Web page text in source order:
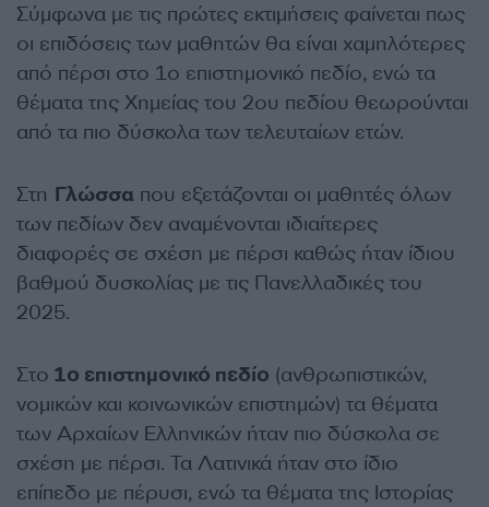
Σύμφωνα με τις πρώτες εκτιμήσεις φαίνεται πως
οι επιδόσεις των μαθητών θα είναι χαμηλότερες
από πέρσι στο 1ο επιστημονικό πεδίο, ενώ τα
θέματα της Χημείας του 2ου πεδίου θεωρούνται
από τα πιο δύσκολα των τελευταίων ετών.
Στη Γλώσσα που εξετάζονται οι μαθητές όλων
των πεδίων δεν αναμένονται ιδιαίτερες
διαφορές σε σχέση με πέρσι καθώς ήταν ίδιου
βαθμού δυσκολίας με τις Πανελλαδικές του
2025.
Στο 1ο επιστημονικό πεδίο (ανθρωπιστικών,
νομικών και κοινωνικών επιστημών) τα θέματα
των Αρχαίων Ελληνικών ήταν πιο δύσκολα σε
σχέση με πέρσι. Τα Λατινικά ήταν στο ίδιο
επίπεδο με πέρυσι, ενώ τα θέματα της Ιστορίας